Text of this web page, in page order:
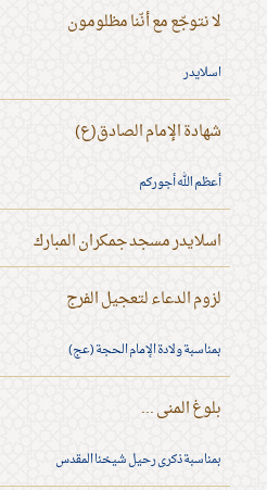
لا نتوجّع مع أنّنا مظلومون
اسلايدر
شهادة الإمام الصادق(ع)
أعظم الله أجوركم
اسلايدر مسجد جمكران المبارك
لزوم الدعاء لتعجيل الفرج
بمناسبة ولادة الإمام الحجة (عج)
بلوغ المنى ...
بمناسبة ذكرى رحيل شيخنا المقدس